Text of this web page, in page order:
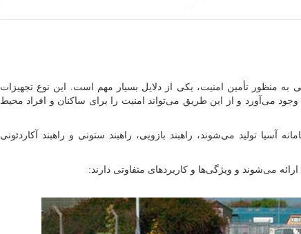
منظور تأمین امنیت، یکی از دلایل بسیار مهم است. این نوع تجهیزات
می‌آورد و از این طریق می‌تواند امنیت را برای ساکنان و افراد محیط
تولید می‌شوند، راهبند بازویی، راهبند ستونی و راهبند آکاردئونی
می‌شوند و ویژگی‌ها و کاربردهای متفاوتی دارند: